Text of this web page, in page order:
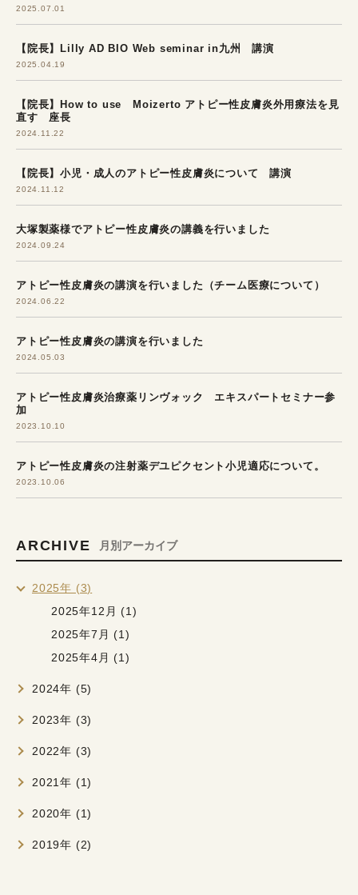
2025.07.01
【院長】Lilly AD BIO Web seminar in九州 講演
2025.04.19
【院長】How to use Moizerto アトピー性皮膚炎外用療法を見
直す 座長
2024.11.22
【院長】小児・成人のアトピー性皮膚炎について 講演
2024.11.12
大塚製薬様でアトピー性皮膚炎の講義を行いました
2024.09.24
アトピー性皮膚炎の講演を行いました（チーム医療について）
2024.06.22
アトピー性皮膚炎の講演を行いました
2024.05.03
アトピー性皮膚炎治療薬リンヴォック エキスパートセミナー参
加
2023.10.10
アトピー性皮膚炎の注射薬デユピクセント小児適応について。
2023.10.06
ARCHIVE 月別アーカイブ
2025年 (3)
2025年12月 (1)
2025年7月 (1)
2025年4月 (1)
2024年 (5)
2023年 (3)
2022年 (3)
2021年 (1)
2020年 (1)
2019年 (2)